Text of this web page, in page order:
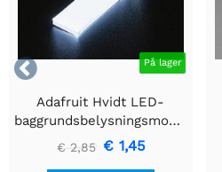
 På lager
Adafruit Hvidt LED-
baggrundsbelysningsmodul
- Lille 12mm x 40mm
€ 2,85 € 1,45